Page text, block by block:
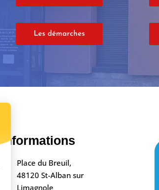
Les démarches
Informations
Place du Breuil,
48120 St-Alban sur
Limagnole